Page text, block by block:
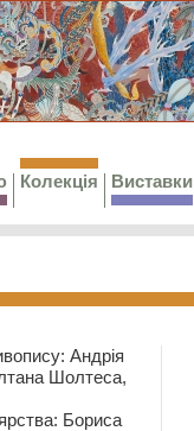
Колекція Виставки
Андрія
Шолтеса,
Бориса